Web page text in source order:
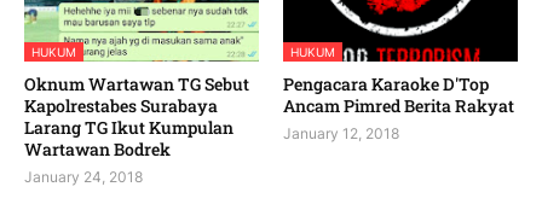
HUKUM
Oknum Wartawan TG Sebut
Kapolrestabes Surabaya
Larang TG Ikut Kumpulan
Wartawan Bodrek
January 24, 2018
HUKUM
Pengacara Karaoke D'Top
Ancam Pimred Berita Rakyat
January 12, 2018